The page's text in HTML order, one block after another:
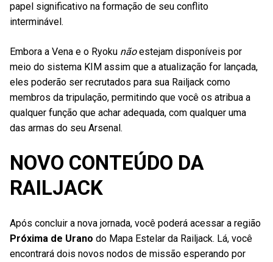
papel significativo na formação de seu conflito
interminável.
Embora a Vena e o Ryoku nãoestejam disponíveis por
meio do sistema KIM assim que a atualização for lançada,
eles poderão ser recrutados para sua Railjack como
membros da tripulação, permitindo que você os atribua a
qualquer função que achar adequada, com qualquer uma
das armas do seu Arsenal.
NOVO CONTEÚDO DA
RAILJACK
Após concluir a nova jornada, você poderá acessar a região
Próxima de Urano do Mapa Estelar da Railjack. Lá, você
encontrará dois novos nodos de missão esperando por